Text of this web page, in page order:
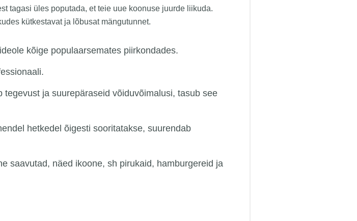
tagasi üles poputada, et teie uue koonuse juurde liikuda.
kütkestavat ja lõbusat mängutunnet.
kõige populaarsemates piirkondades.
ja suurepäraseid võiduvõimalusi, tasub see
hetkedel õigesti sooritatakse, suurendab
saavutad, näed ikoone, sh pirukaid, hamburgereid ja